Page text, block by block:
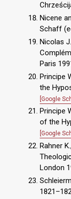
Nicene
Schaff
Nicolas
Paris
Principe
the
[Google
Principe
of the
[Google
Rahner
London